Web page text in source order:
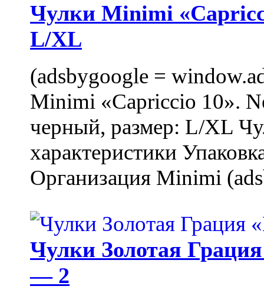
Чулки Minimi
L/XL
(adsbygoogle =
Minimi «Capriccio 10».
черный, размер: L/XL
характеристики
Организация Minimi
Чулки Золотая
— 2